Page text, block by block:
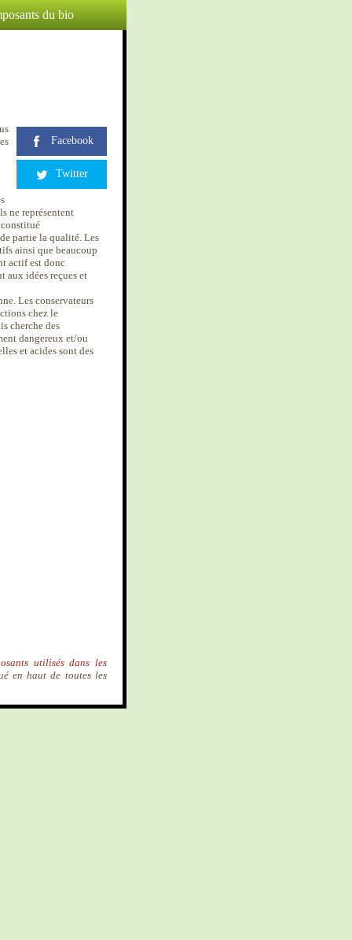
du bio
Facebook
Twitter
ne représentent
partie la qualité. Les
ainsi que beaucoup
actif est donc
aux idées reçues et
Les conservateurs
chez le
cherche des
dangereux et/ou
et acides sont des
utilisés dans les
en haut de toutes les